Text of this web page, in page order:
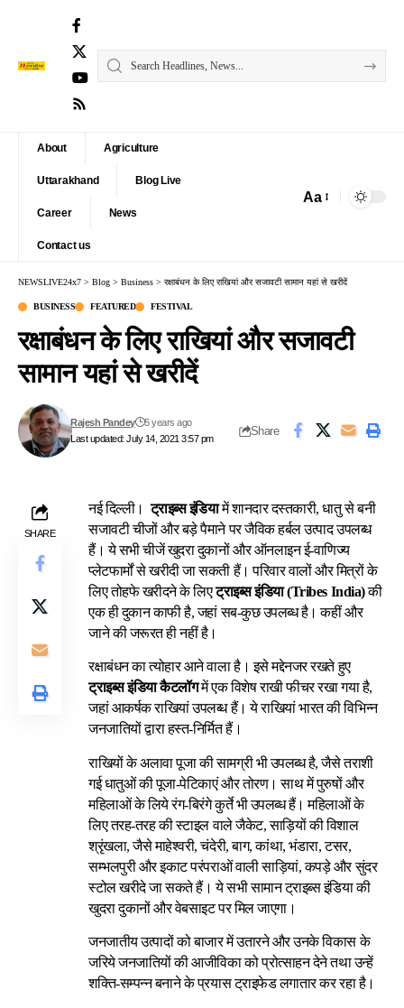
About Agriculture
Uttarakhand Blog Live
Career News
Contact us
Aa
NEWSLIVE24x7 > Blog > Business > रक्षाबंधन के लिए राखियां और सजावटी सामान यहां से खरीदें
BUSINESS FEATURED FESTIVAL
रक्षाबंधन के लिए राखियां और सजावटी
सामान यहां से खरीदें
Last updated: July 14, 2021 3:57 pm
Rajesh Pandey 5 years ago
Share
SHARE
नई दिल्ली।ट्राइब्स इंडियामें शानदार दस्तकारी, धातु से बनी
सजावटी चीजों और बड़े पैमाने पर जैविक हर्बल उत्पाद उपलब्ध
हैं। ये सभी चीजें खुदरा दुकानों और ऑनलाइन ई-वाणिज्य
प्लेटफार्मों से खरीदी जा सकती हैं। परिवार वालों और मित्रों के
लिए तोहफे खरीदने के लिएट्राइब्स इंडिया (Tribes India)की
एक ही दुकान काफी है, जहां सब-कुछ उपलब्ध है। कहीं और
जाने की जरूरत ही नहीं है।
रक्षाबंधन का त्योहार आने वाला है। इसे मद्देनजर रखते हुए
ट्राइब्स इंडिया कैटलॉगमें एक विशेष राखी फीचर रखा गया है,
जहां आकर्षक राखियां उपलब्ध हैं। ये राखियां भारत की विभिन्न
जनजातियों द्वारा हस्त-निर्मित हैं।
राखियों के अलावा पूजा की सामग्री भी उपलब्ध है, जैसे तराशी
गई धातुओं की पूजा-पेटिकाएं और तोरण। साथ में पुरुषों और
महिलाओं के लिये रंग-बिरंगे कुर्ते भी उपलब्ध हैं। महिलाओं के
लिए तरह-तरह की स्टाइल वाले जैकेट, साड़ियों की विशाल
श्रृंखला, जैसे माहेश्वरी, चंदेरी, बाग, कांथा, भंडारा, टसर,
सम्भलपुरी और इकाट परंपराओं वाली साड़ियां, कपड़े और सुंदर
स्टोल खरीदे जा सकते हैं। ये सभी सामान ट्राइब्स इंडिया की
खुदरा दुकानों और वेबसाइट पर मिल जाएगा।
जनजातीय उत्पादों को बाजार में उतारने और उनके विकास के
जरिये जनजातियों की आजीविका को प्रोत्साहन देने तथा उन्हें
शक्ति-सम्पन्न बनाने के प्रयास ट्राइफेड लगातार कर रहा है।